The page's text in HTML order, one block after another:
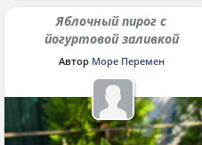
Яблочный пирог с
йогуртовой заливкой
Автор Море Перемен